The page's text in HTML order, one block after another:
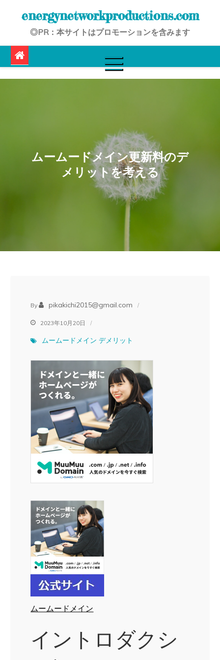
energynetworkproductions.com
◎PR：本サイトはプロモーションを含みます
ムームードメイン更新料のデ
メリットを考える
By pikakichi2015@gmail.com
2023年10月20日
ムームードメイン デメリット
ムームードメイン
イントロダクシ